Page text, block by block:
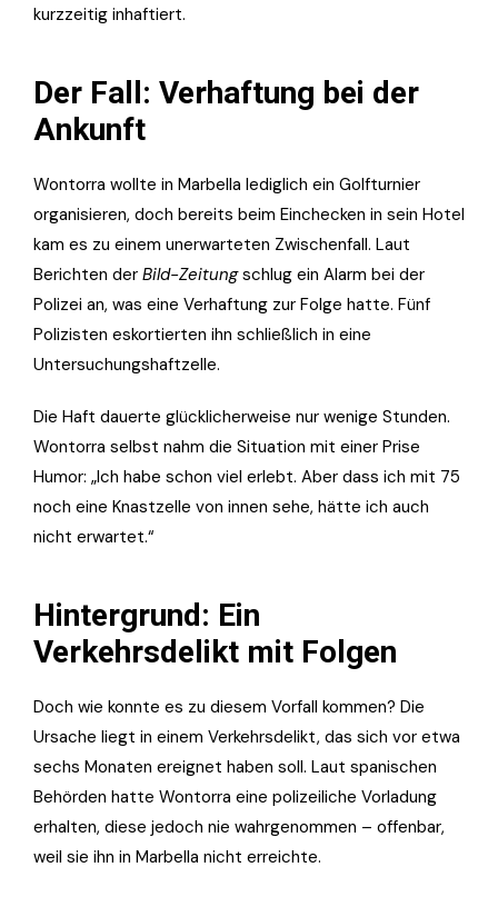
kurzzeitig inhaftiert.
Der Fall: Verhaftung bei der
Ankunft
Wontorra wollte in Marbella lediglich ein Golfturnier
organisieren, doch bereits beim Einchecken in sein Hotel
kam es zu einem unerwarteten Zwischenfall. Laut
Berichten der Bild-Zeitungschlug ein Alarm bei der
Polizei an, was eine Verhaftung zur Folge hatte. Fünf
Polizisten eskortierten ihn schließlich in eine
Untersuchungshaftzelle.
Die Haft dauerte glücklicherweise nur wenige Stunden.
Wontorra selbst nahm die Situation mit einer Prise
Humor: „Ich habe schon viel erlebt. Aber dass ich mit 75
noch eine Knastzelle von innen sehe, hätte ich auch
nicht erwartet.“
Hintergrund: Ein
Verkehrsdelikt mit Folgen
Doch wie konnte es zu diesem Vorfall kommen? Die
Ursache liegt in einem Verkehrsdelikt, das sich vor etwa
sechs Monaten ereignet haben soll. Laut spanischen
Behörden hatte Wontorra eine polizeiliche Vorladung
erhalten, diese jedoch nie wahrgenommen – offenbar,
weil sie ihn in Marbella nicht erreichte.